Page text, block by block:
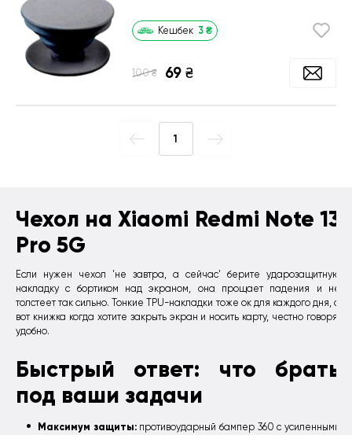
Чехол на Xiaomi Redmi Note 13
Pro 5G
Если нужен чехол 'не завтра, а сейчас' берите ударозащитную
накладку с бортиком над экраном, она прощает падения и не
толстеет так сильно. Тонкие TPU-накладки тоже ок для каждого дня, а
вот книжка когда хотите закрыть экран и носить карту, честно говоря,
удобно.
Быстрый ответ: что брать
под ваши задачи
Максимум защиты:противоударный бампер 360 с усиленными
Кешбек 3 ₴
100 ₴ 69 ₴
1